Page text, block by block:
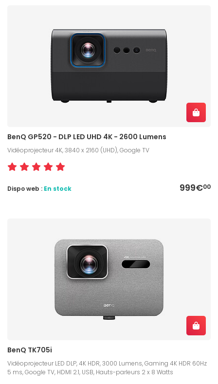
BenQ GP520 - DLP LED UHD 4K - 2600 Lumens
Vidéoprojecteur 4K, 3840 x 2160 (UHD), Google TV
999€00
Dispo web : En stock
BenQ TK705i
Vidéoprojecteur LED DLP, 4K HDR, 3000 Lumens, Gaming 4K HDR 60Hz
5 ms, Google TV, HDMI 2.1, USB, Hauts-parleurs 2 x 8 Watts